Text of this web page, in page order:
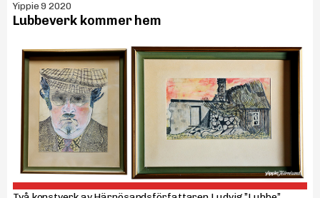
Yippie 9 2020
Lubbeverk kommer hem